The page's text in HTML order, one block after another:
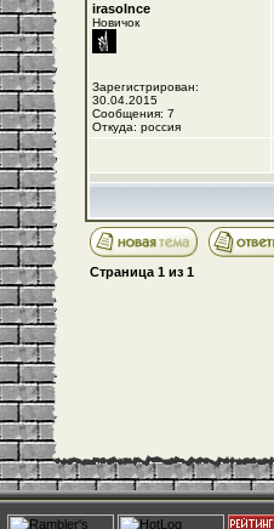
irasolnce
Новичок
Зарегистрирован:
30.04.2015
Сообщения: 7
Откуда: россия
Страница 1 из 1